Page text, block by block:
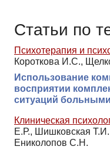
Статьи по
Психотерапия и
Короткова И.С.,
Использование
восприятии
ситуаций
Клиническая
Е.Р., Шишковская
Ениколопов С.Н.